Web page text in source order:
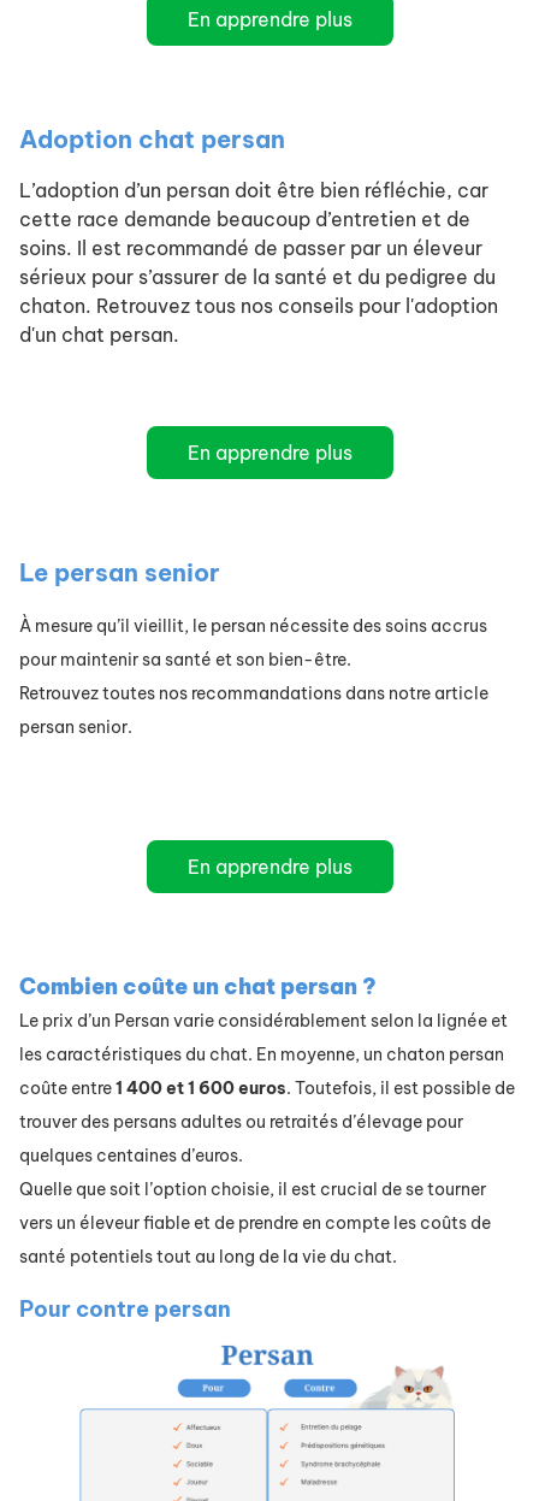
En apprendre plus
Adoption chat persan
L’adoption d’un persan doit être bien réfléchie, car
cette race demande beaucoup d’entretien et de
soins. Il est recommandé de passer par un éleveur
sérieux pour s’assurer de la santé et du pedigree du
chaton. Retrouvez tous nos conseils pour l'adoption
d'un chat persan.
En apprendre plus
Le persan senior
À mesure qu’il vieillit, le persan nécessite des soins accrus
pour maintenir sa santé et son bien-être.
Retrouvez toutes nos recommandations dans notre article
persan senior.
En apprendre plus
Combien coûte un chat persan ?
Le prix d’un Persan varie considérablement selon la lignée et
les caractéristiques du chat. En moyenne, un chaton persan
coûte entre1 400 et 1 600 euros. Toutefois, il est possible de
trouver des persans adultes ou retraités d’élevage pour
quelques centaines d’euros.
Quelle que soit l’option choisie, il est crucial de se tourner
vers un éleveur fiable et de prendre en compte les coûts de
santé potentiels tout au long de la vie du chat.
Pour contre persan